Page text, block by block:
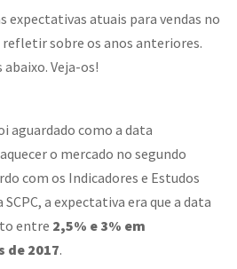
expectativas atuais para vendas no
refletir sobre os anos anteriores.
Veja-os!
aguardado como a data
o mercado no segundo
com os Indicadores e Estudos
a expectativa era que a data
entre 2,5% e 3% em
de 2017.